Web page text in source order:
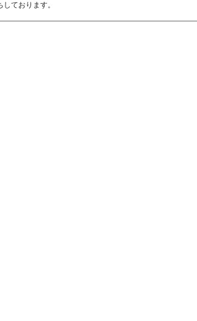
ております。